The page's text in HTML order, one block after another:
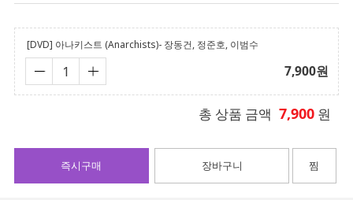
[DVD] 아나키스트 (Anarchists)- 장동건, 정준호, 이범수
7,900원
총 상품 금액 7,900 원
장바구니
즉시구매 찜